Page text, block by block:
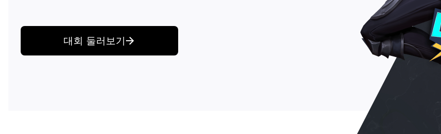
대회 둘러보기